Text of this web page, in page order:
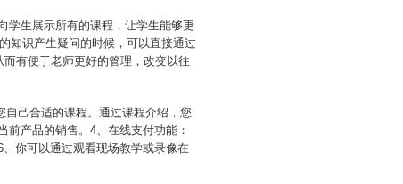
学生展示所有的课程，让学生能够更
知识产生疑问的时候，可以直接通过
有便于老师更好的管理，改变以往
己合适的课程。通过课程介绍，您
产品的销售。4、在线支付功能：
你可以通过观看现场教学或录像在